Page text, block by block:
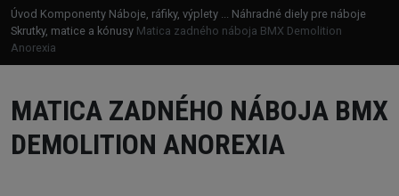
Úvod Komponenty Náboje, ráfiky, výplety ...
Náhradné diely pre náboje
Skrutky, matice a kónusy Matica zadného náboja BMX Demolition
Anorexia
MATICA ZADNÉHO NÁBOJA BMX
DEMOLITION ANOREXIA